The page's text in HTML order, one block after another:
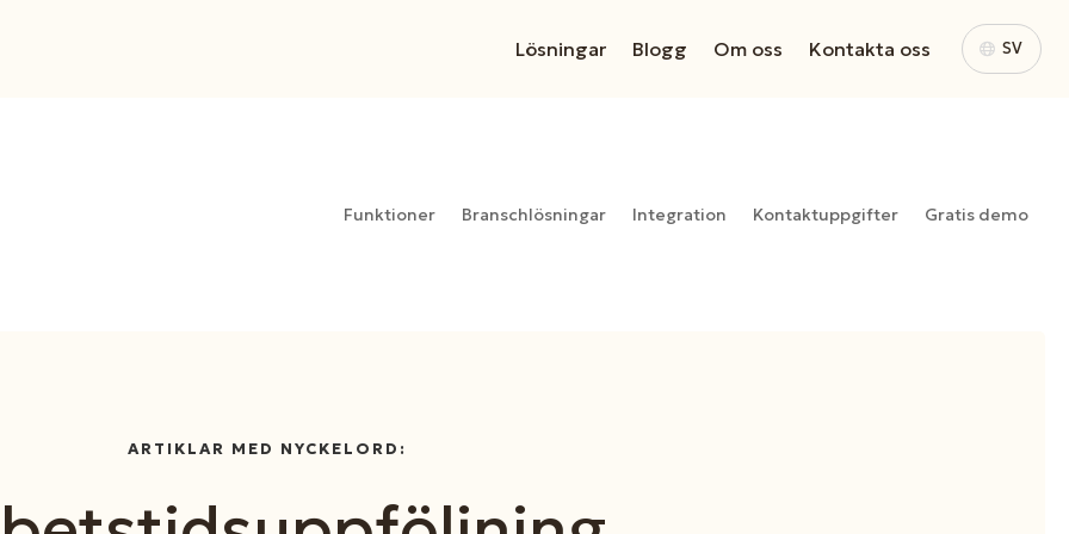
Lösningar Blogg Om oss Kontakta oss SV
Funktioner Branschlösningar Integration Kontaktuppgifter Gratis demo
ARTIKLAR MED NYCKELORD: